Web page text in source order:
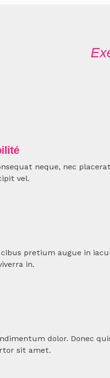
neque, nec
vel.
pretium augue in
in.
dolor. Donec
sit amet.